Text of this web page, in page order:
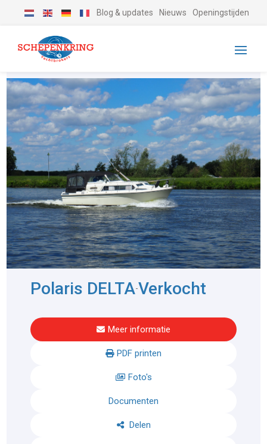
Blog & updates Nieuws Openingstijden
Polaris DELTA-Verkocht
Meer informatie
PDF printen
Foto's
Documenten
Delen